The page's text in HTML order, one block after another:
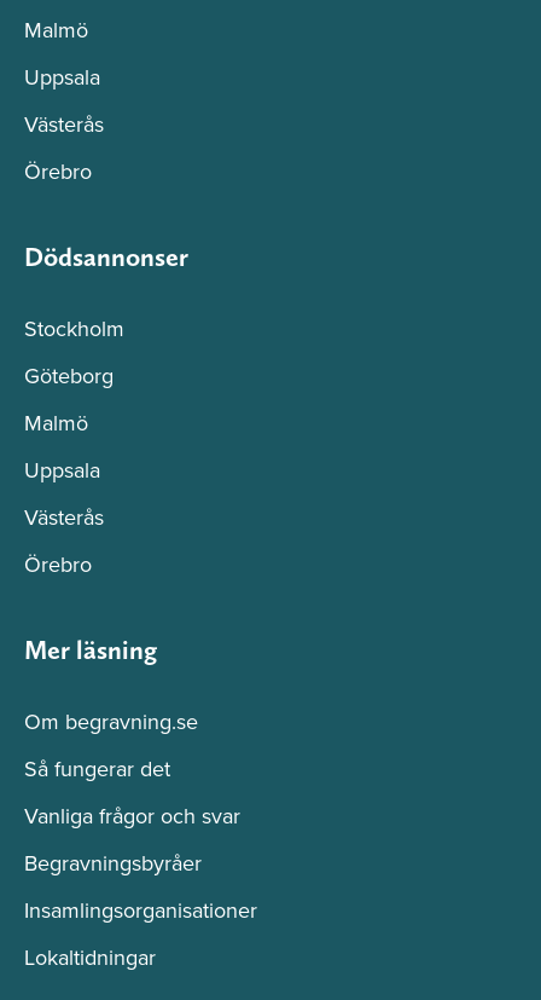
Malmö
Uppsala
Västerås
Örebro
Dödsannonser
Stockholm
Göteborg
Malmö
Uppsala
Västerås
Örebro
Mer läsning
Om begravning.se
Så fungerar det
Vanliga frågor och svar
Begravningsbyråer
Insamlingsorganisationer
Lokaltidningar